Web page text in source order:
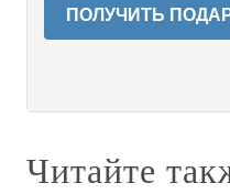
ПОЛУЧИТЬ
Читайте